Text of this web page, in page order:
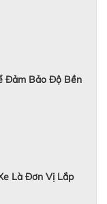
Đảm Bảo Độ Bền
Là Đơn Vị Lắp